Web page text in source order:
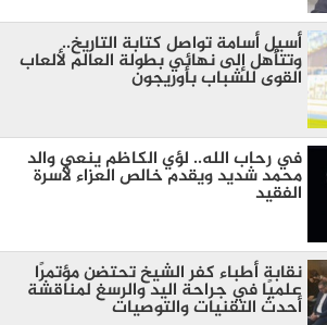
أسيل أسامة تواصل كتابة التاريخ..
وتتأهل إلى نهائي بطولة العالم لألعاب
القوى للشباب بأوريجون
في رحاب الله.. لؤي الكاظم ينعي والد
محمد شديد ويقدم خالص العزاء لأسرة
الفقيد
نقابة أطباء كفر الشيخ تحتضن مؤتمرًا
علميًا في جراحة اليد والرسغ لمناقشة
أحدث التقنيات والتوصيات